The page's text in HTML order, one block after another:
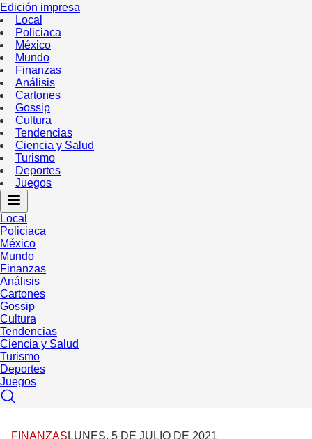
Edición impresa
Local
Policiaca
México
Mundo
Finanzas
Análisis
Cartones
Gossip
Cultura
Tendencias
Ciencia y Salud
Turismo
Deportes
Juegos
Local
Policiaca
México
Mundo
Finanzas
Análisis
Cartones
Gossip
Cultura
Tendencias
Ciencia y Salud
Turismo
Deportes
Juegos
FINANZAS LUNES, 5 DE JULIO DE 2021